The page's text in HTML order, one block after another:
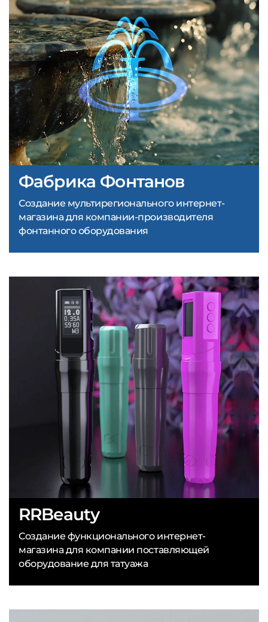
RRBeauty
Создание функционального интернет-
магазина для компании поставляющей
оборудование для татуажа
Фабрика Фонтанов
Создание мультирегионального интернет-
магазина для компании-производителя
фонтанного оборудования